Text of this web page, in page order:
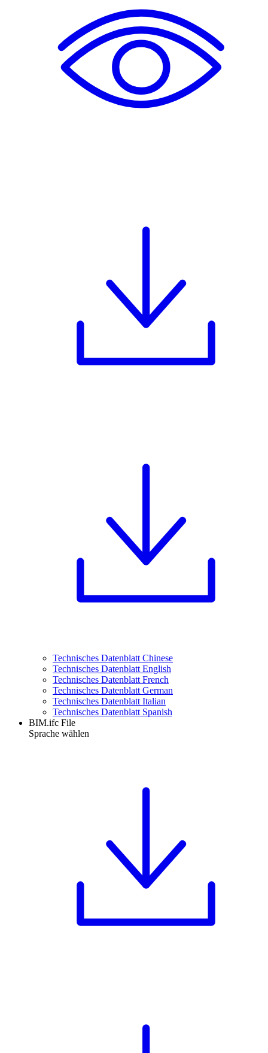
Technisches Datenblatt Chinese
Technisches Datenblatt English
Technisches Datenblatt French
Technisches Datenblatt German
Technisches Datenblatt Italian
Technisches Datenblatt Spanish
BIM.ifc File
Sprache wählen